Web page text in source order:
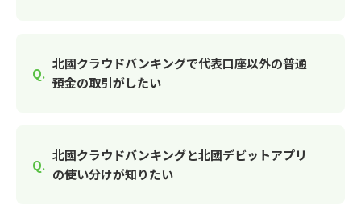
北國クラウドバンキングで代表口座以外の普通
預金の取引がしたい
北國クラウドバンキングと北國デビットアプリ
の使い分けが知りたい